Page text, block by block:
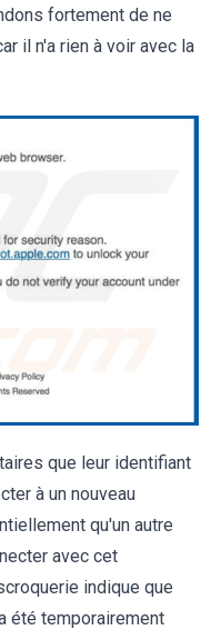
fortement de ne
il n'a rien à voir avec la
que leur identifiant
à un nouveau
qu'un autre
avec cet
indique que
été temporairement